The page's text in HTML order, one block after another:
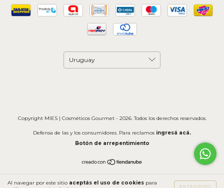
Al navegar por este sitio aceptás el uso de cookies para
ENTENDIDO
Copyright MIES | Cosméticos Gourmet - 2026. Todos los derechos reservados.
Defensa de las y los consumidores. Para reclamos ingresá acá.
Botón de arrepentimiento